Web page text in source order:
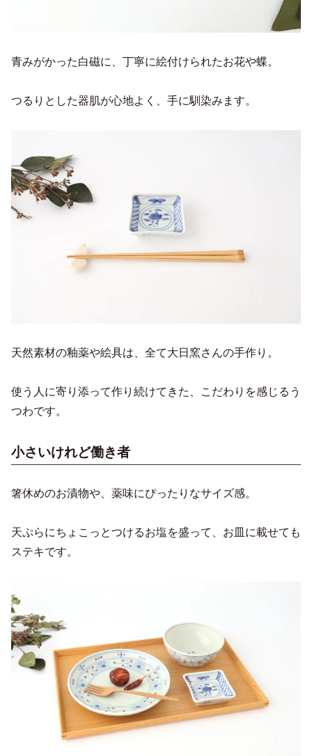
青みがかった白磁に、丁寧に絵付けられたお花や蝶。
つるりとした器肌が心地よく、手に馴染みます。
天然素材の釉薬や絵具は、全て大日窯さんの手作り。
使う人に寄り添って作り続けてきた、こだわりを感じるう
つわです。
小さいけれど働き者
箸休めのお漬物や、薬味にぴったりなサイズ感。
天ぷらにちょこっとつけるお塩を盛って、お皿に載せても
ステキです。